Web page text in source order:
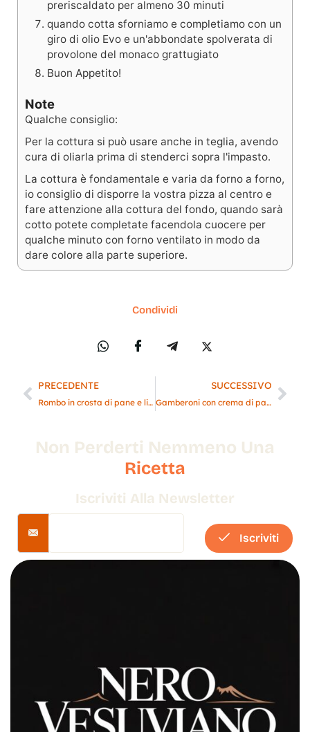
preriscaldato per almeno 30 minuti
quando cotta sforniamo e completiamo con un
giro di olio Evo e un'abbondate spolverata di
provolone del monaco grattugiato
Buon Appetito!
Note
Qualche consiglio:
Per la cottura si può usare anche in teglia, avendo
cura di oliarla prima di stenderci sopra l'impasto.
La cottura è fondamentale e varia da forno a forno,
io consiglio di disporre la vostra pizza al centro e
fare attenzione alla cottura del fondo, quando sarà
cotto potete completate facendola cuocere per
qualche minuto con forno ventilato in modo da
dare colore alla parte superiore.
Condividi
PRECEDENTE
Rombo in crosta di pane e limone su salsa di scarole
SUCCESSIVO
Gamberoni con crema di patate
Non Perderti Nemmeno Una
Ricetta
Iscriviti Alla Newsletter
Iscriviti